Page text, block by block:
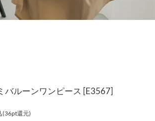
バルーンワンピース [E3567]
(36pt還元)